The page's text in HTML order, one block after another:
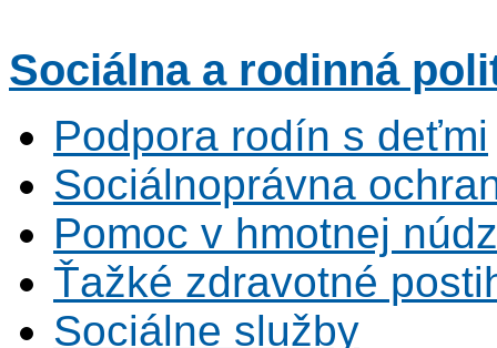
Sociálnaa rodinná
Podpora rodín s deťmi
Sociálnoprávna
Pomoc v hmotnej
Ťažké zdravotné
Sociálne služby